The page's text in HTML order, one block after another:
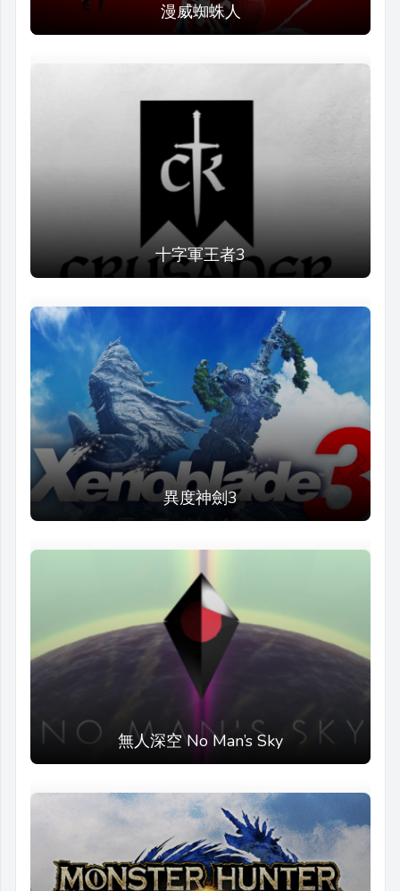
漫威蜘蛛人
十字軍王者3
異度神劍3
無人深空 No Man’s Sky